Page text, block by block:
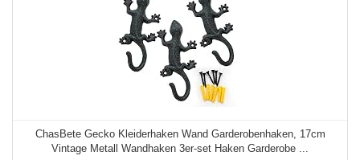
ChasBete Gecko Kleiderhaken Wand Garderobenhaken, 17cm
Vintage Metall Wandhaken 3er-set Haken Garderobe ...